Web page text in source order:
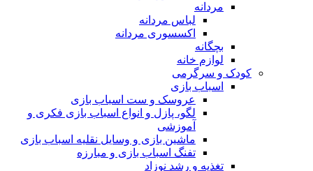
مردانه
لباس مردانه
اکسسوری مردانه
بچگانه
لوازم خانه
کودک و سرگرمی
اسباب بازی
عروسک و ست اسباب بازی
لگو، پازل و انواع اسباب بازی فکری و
آموزشی
ماشین بازی و وسایل نقلیه اسباب بازی
تفنگ اسباب بازی و مبارزه
تغذیه و رشد نوزاد